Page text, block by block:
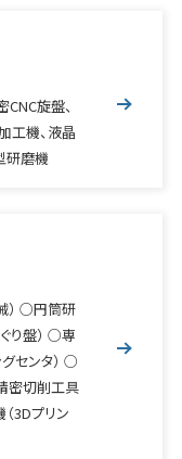
旋盤、
工機、液晶
研磨機
） ○円筒研
り盤） ○専
センタ） ○
密切削工具
3Dプリン